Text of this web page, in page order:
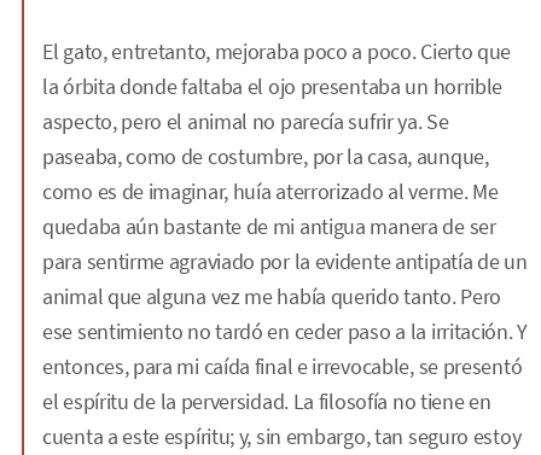
El gato, entretanto, mejoraba poco a poco. Cierto que
la órbita donde faltaba el ojo presentaba un horrible
aspecto, pero el animal no parecía sufrir ya. Se
paseaba, como de costumbre, por la casa, aunque,
como es de imaginar, huía aterrorizado al verme. Me
quedaba aún bastante de mi antigua manera de ser
para sentirme agraviado por la evidente antipatía de un
animal que alguna vez me había querido tanto. Pero
ese sentimiento no tardó en ceder paso a la irritación. Y
entonces, para mi caída final e irrevocable, se presentó
el espíritu de la perversidad. La filosofía no tiene en
cuenta a este espíritu; y, sin embargo, tan seguro estoy